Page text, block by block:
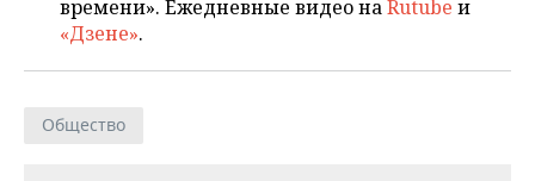
времени». Ежедневные видео наRutube и
«Дзене».
Общество